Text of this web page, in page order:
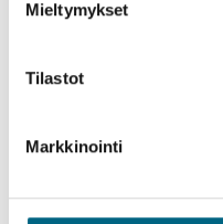
Mieltymykset
Tilastot
Markkinointi
Kanavasulut jäivät